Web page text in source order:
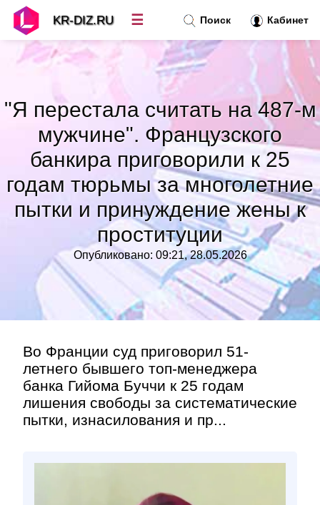
"Я перестала считать на 487-м
мужчине". Французского
банкира приговорили к 25
годам тюрьмы за многолетние
пытки и принуждение жены к
проституции
Опубликовано: 09:21, 28.05.2026
Во Франции суд приговорил 51-
летнего бывшего топ-менеджера
банка Гийома Буччи к 25 годам
лишения свободы за систематические
пытки, изнасилования и пр...
Поиск Кабинет
KR-DIZ.RU ☰
Новости
Топ новостей »
Рубрики»
»